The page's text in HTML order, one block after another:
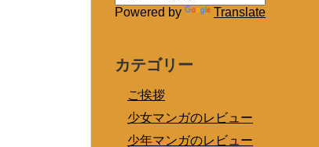
Powered by Translate
カテゴリー
ご挨拶
少女マンガのレビュー
少年マンガのレビュー